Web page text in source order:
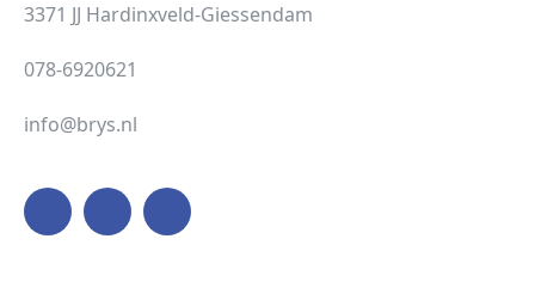
3371 JJ Hardinxveld-Giessendam
078-6920621
info@brys.nl